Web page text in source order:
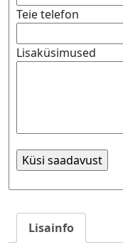
Teie telefon
Lisaküsimused
Lisainfo